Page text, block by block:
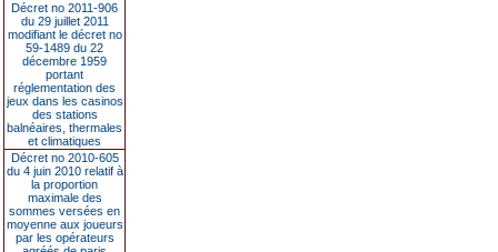
Décret no 2011-906
du 29 juillet 2011
modifiant le décret no
59-1489 du 22
décembre 1959
portant
réglementation des
jeux dans les casinos
des stations
balnéaires, thermales
et climatiques
Décret no 2010-605
du 4 juin 2010 relatif à
la proportion
maximale des
sommes versées en
moyenne aux joueurs
par les opérateurs